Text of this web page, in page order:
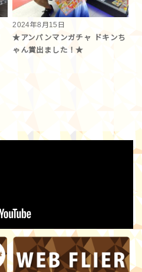
2024年8月15日
★アンパンマンガチャ ドキンち
ゃん賞出ました！★